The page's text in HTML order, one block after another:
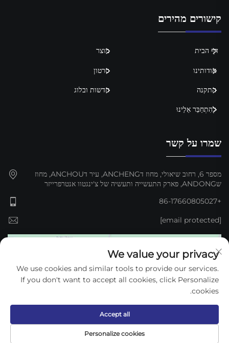
קישורים מהירים
דף הבית מוצר
אודותינו סרטון
התקנה חדשות ובלוג
לְהִתְחַבֵּר אֵלֵינוּ
שמרו על קשר
מספר 6, רחוב שיאולי, מחוז דANCHENG, עיר דANCHOU, מחוז
שANDONG, פארק התעשייה ותעשיה של צ'ינגטוו אנטרפרייזר
+86-17660805027
[email protected]
כל הזכויותים © 2025 דז'וу קיג'ון אוטומציה EQUIPMENT Co., Ltd. —
מדיניות הפרטיות
We value your privacy
We use cookies and similar tools to provide our services.
If you don't want to accept all cookies, click Personalize
cookies.
Personalize cookies
Accept all